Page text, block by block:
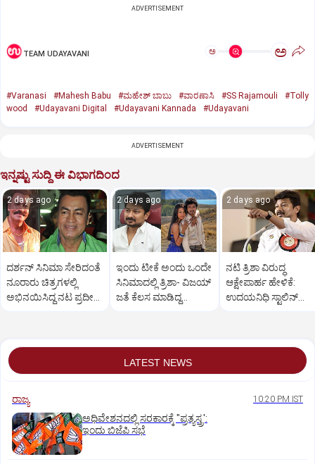
ADVERTISEMENT
TEAM UDAYAVANI ಅ ಅ
#Varanasi #Mahesh Babu #ಮಹೇಶ್‌ ಬಾಬು #ವಾರಣಾಸಿ #SS Rajamouli
#Tolly
wood
#Udayavani Digital #Udayavani Kannada #Udayavani
ADVERTISEMENT
ಇನ್ನಷ್ಟು ಸುದ್ದಿ ಈ ವಿಭಾಗದಿಂದ
2 days ago
ದರ್ಶನ್ ಸಿನಿಮಾ ಸೇರಿದಂತೆ
ನೂರಾರು ಚಿತ್ರಗಳಲ್ಲಿ
ಅಭಿನಯಿಸಿದ್ದ ನಟ ಪ್ರದೀಪ್
2 days ago
ಇಂದು ಟೀಕೆ ಅಂದು ಒಂದೇ
ಸಿನಿಮಾದಲ್ಲಿ ತ್ರಿಶಾ- ವಿಜಯ್‌
ಜತೆ ಕೆಲಸ ಮಾಡಿದ್ದ
2 days ago
ನಟಿ ತ್ರಿಶಾ ವಿರುದ್ಧ
ಆಕ್ಷೇಪಾರ್ಹ ಹೇಳಿಕೆ:
ಉದಯನಿಧಿ ಸ್ಟಾಲಿನ್‌
LATEST NEWS
ರಾಜ್ಯ 10:20 PM IST
ಅಧಿವೇಶನದಲ್ಲಿ ಸರಕಾರಕ್ಕೆ "ಪ್ರತ್ಯಸ್ತ್ರ':
ಇಂದು ಬಿಜೆಪಿ ಸಭೆ